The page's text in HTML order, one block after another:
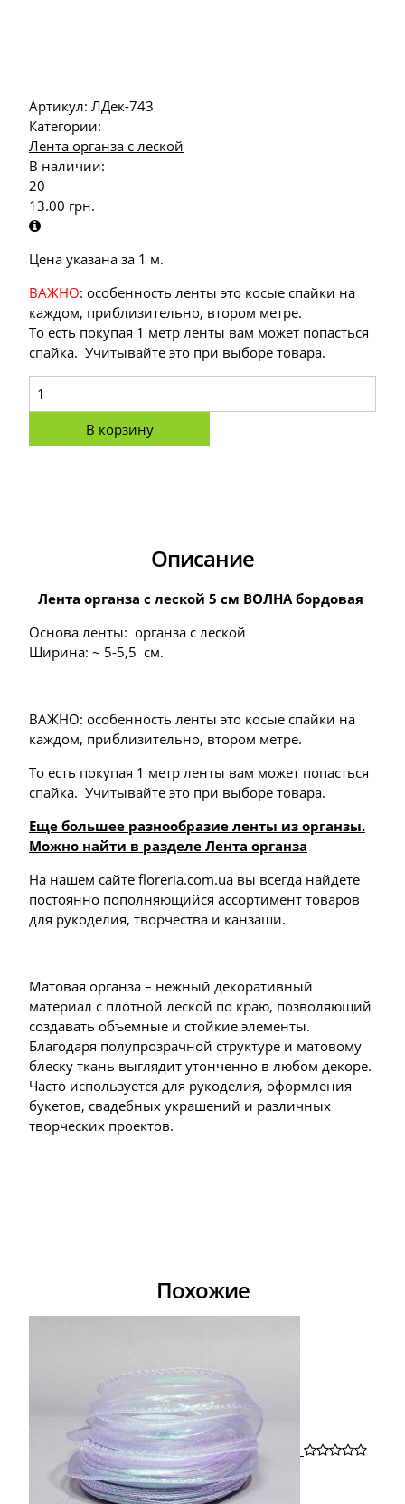
Артикул: ЛДек-743
Категории:
Лента органза с леской
В наличии:
20
13.00 грн.
Цена указана за 1 м.
ВАЖНО: особенность ленты это косые спайки на
каждом, приблизительно, втором метре.
То есть покупая 1 метр ленты вам может попасться
спайка. Учитывайте это при выборе товара.
В корзину
Описание
Лента органза с леской 5 см ВОЛНА бордовая
Основа ленты: органза с леской
Ширина: ~ 5-5,5 см.
ВАЖНО: особенность ленты это косые спайки на
каждом, приблизительно, втором метре.
То есть покупая 1 метр ленты вам может попасться
спайка. Учитывайте это при выборе товара.
Еще большее разнообразие ленты из органзы.
Можно найти в разделе Лента органза
На нашем сайте floreria.com.ua вы всегда найдете
постоянно пополняющийся ассортимент товаров
для рукоделия, творчества и канзаши.
Матовая органза – нежный декоративный
материал с плотной леской по краю, позволяющий
создавать объемные и стойкие элементы.
Благодаря полупрозрачной структуре и матовому
блеску ткань выглядит утонченно в любом декоре.
Часто используется для рукоделия, оформления
букетов, свадебных украшений и различных
творческих проектов.
Похожие